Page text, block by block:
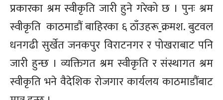
प्रकारका श्रम स्वीकृति जारी हुने गरेको छ । पुनः श्रम
स्वीकृति काठमाडौं बाहिरका ६ ठाँउहरूक्रमश. बुटवल
धनगढी सुर्खेत जनकपुर विराटनगर र पोखराबाट पनि
जारी हुन्छ । व्यक्तिगत श्रम स्वीकृति र संस्थागत श्रम
स्वीकृति भने वैदेशिक रोजगार कार्यलय काठमाडौंबाट